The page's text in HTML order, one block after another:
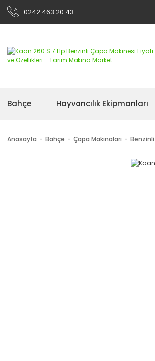
0242 463 20 43
Bahçe Hayvancılık Ekipmanları
Anasayfa Bahçe Çapa Makinaları Benzinli